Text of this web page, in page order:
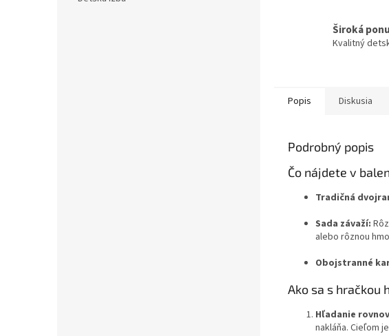
Široká
Kvalitný
Popis Diskusia
Podrobný popis
Čo nájdete v
Tradičná
Sada závaží:
alebo rôznou
Obojstranné
Ako sa s hračkou
Hľadanie
nakláňa. Cieľom